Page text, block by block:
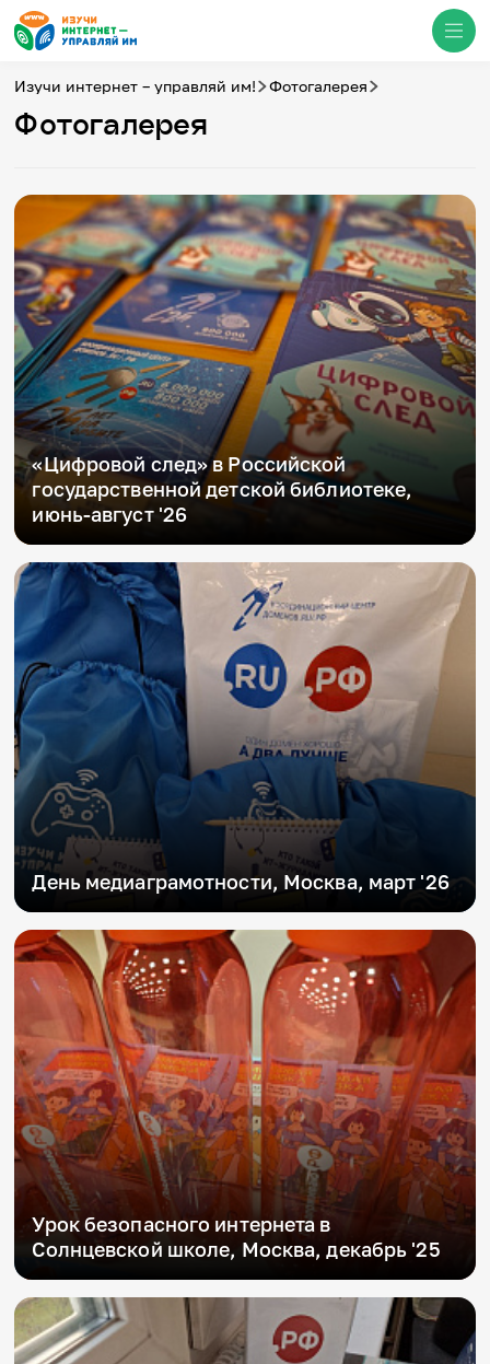
О проекте
Новости
Фотогалерея
Видео
Инфографики
Презентации
Кибершкола
Итоги событий
Личный кабинет
English
События
Итоги событий
Игры и тренажеры
Игра «Знания»
Знания в тестах
Викторина
Словарь
Настолка
Памятки
Комиксы
Стихи
Педагогам
Школа наставников
IT-урок
Методика
Секреты кода
Незрячим
English
Регистрация Вход
Задать вопрос
Изучи интернет – управляй им! Фотогалерея
Фотогалерея
«Цифровой след» в Российской
государственной детской библиотеке,
июнь-август '26
День медиаграмотности, Москва, март '26
Урок безопасного интернета в
Солнцевской школе, Москва, декабрь '25